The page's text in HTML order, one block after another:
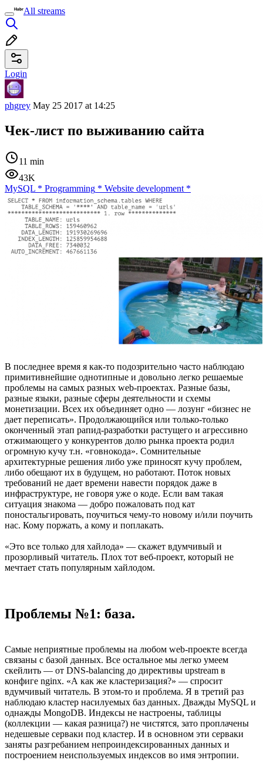
All streams
Login
phgrey May 25 2017 at 14:25
Чек-лист по выживанию сайта
11 min
43K
MySQL * Programming * Website development *
В последнее время я как-то подозрительно часто наблюдаю
примитивнейшие однотипные и довольно легко решаемые
проблемы на самых разных web-проектах. Разные базы,
разные языки, разные сферы деятельности и схемы
монетизации. Всех их объединяет одно — лозунг «бизнес не
дает переписать». Продолжающийся или только-только
оконченный этап рапид-разработки растущего и агрессивно
отжимающего у конкурентов долю рынка проекта родил
огромную кучу т.н. «говнокода». Сомнительные
архитектурные решения либо уже приносят кучу проблем,
либо обещают их в будущем, но работают. Поток новых
требований не дает времени навести порядок даже в
инфраструктуре, не говоря уже о коде. Если вам такая
ситуация знакома — добро пожаловать под кат
поностальгировать, поучиться чему-то новому и/или поучить
нас. Кому поржать, а кому и поплакать.
«Это все только для хайлода» — скажет вдумчивый и
прозорливый читатель. Плох тот веб-проект, который не
мечтает стать популярным хайлодом.
Проблемы №1: база.
Самые неприятные проблемы на любом web-проекте всегда
связаны с базой данных. Все остальное мы легко умеем
скейлить — от DNS-balancing до директивы upstream в
конфиге nginx. «А как же кластеризация?» — спросит
вдумчивый читатель. В этом-то и проблема. Я в третий раз
наблюдаю кластер насилуемых баз данных. Дважды MySQL и
однажды MongoDB. Индексы не настроены, таблицы
(коллекции — какая разница?) не чистятся, зато проплачены
недешевые серваки под кластер. И в основном эти серваки
заняты разгребанием непроиндексированных данных и
построением неиспользуемых индексов во имя энтропии.